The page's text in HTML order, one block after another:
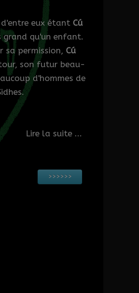
eux étant Cú
qu'un enfant.
sa permission, Cú
son futur beau-
d'hommes de
Lire la suite ...
>>>>>>